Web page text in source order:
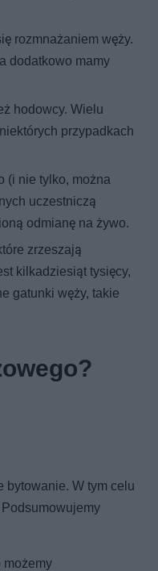
rozmnażaniem węży.
dodatkowo mamy
hodowcy. Wielu
przypadkach
(i nie tylko, można
uczestniczą
odmianę na żywo.
zrzeszają
kilkadziesiąt tysięcy,
gatunki węży, takie
bytowanie. W tym celu
możemy